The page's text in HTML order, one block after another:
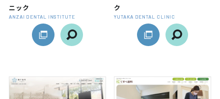
ニック
ANZAI DENTAL INSTITUTE
ク
YUTAKA DENTAL CLINIC